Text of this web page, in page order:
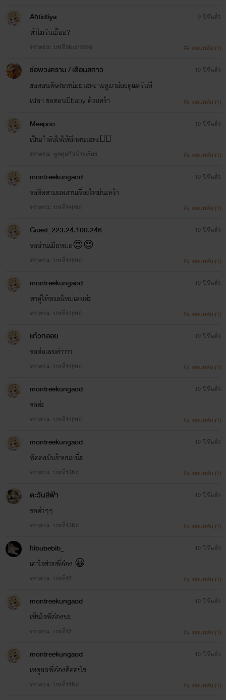
เขียนเรื่องสองใจแล้วนะ ติดตามอ่านกันได้ สองใจ
เฮ้ย เราเปิดแฟน เพจแล้วนะ เฟนเพจ SundoriyonG
Ahtidtiya
ทำไมรันเธ๊ออ?
จากตอน: บทที่9Nc(100%)
9 ปีที่แล้ว
ตอบกลับ (1)
ช่อพวงคราม / เดือนสกาว
ขอตอนพิเศษหน่อยนะคะ จะดูมาอ๋องดูแลรันดี
เปล่า ขอตอนมีbaby ด้วยคร้า
10 ปีที่แล้ว
ตอบกลับ (1)
Meepoo
เป็นกำลังใจให้อีกคนนะคะ✌🏻
จากตอน: พูดคุยกันท้ายเรื่อง
10 ปีที่แล้ว
ตอบกลับ (1)
montreekungaod
รอติดตามผลงานเรื่องใหม่นะคร้า
จากตอน: บทที่14(จบ)
10 ปีที่แล้ว
ตอบกลับ (1)
Guest_223.24.100.246
รออ่านเมียหมอ😍😍
จากตอน: บทที่14(จบ)
10 ปีที่แล้ว
ตอบกลับ (1)
montreekungaod
หาคุ่ให้หมอใหม่เลยค่ะ
จากตอน: บทที่14(จบ)
10 ปีที่แล้ว
ตอบกลับ (1)
แก้วกลอย
รอต่อเลยค่าาาา
จากตอน: บทที่14(จบ)
10 ปีที่แล้ว
ตอบกลับ (1)
montreekungaod
รอค่ะ
จากตอน: บทที่14(จบ)
10 ปีที่แล้ว
ตอบกลับ (1)
montreekungaod
พี่อองมันร้ายนะเนี่ย
จากตอน: บทที่13Nc
10 ปีที่แล้ว
ตอบกลับ (1)
ตะวันสีฟ้า
รอค่าๆๆ
จากตอน: บทที่13Nc
10 ปีที่แล้ว
ตอบกลับ (1)
hibubebib_
เอาใจช่วยพี่อ๋อง 😀
จากตอน: บทที่12
10 ปีที่แล้ว
ตอบกลับ (1)
montreekungaod
เห็นใจพี่อ๋องนะ
จากตอน: บทที่12
10 ปีที่แล้ว
ตอบกลับ (1)
montreekungaod
เหตุผลพี่อ๋องคืออะไร
จากตอน: บทที่11Nc
10 ปีที่แล้ว
ตอบกลับ (1)